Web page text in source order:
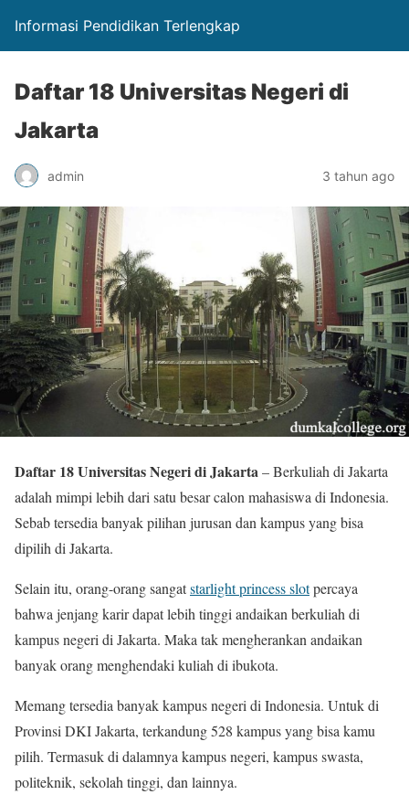
Informasi Pendidikan Terlengkap
Daftar 18 Universitas Negeri di
Jakarta
admin 3 tahun ago
Daftar 18 Universitas Negeri di Jakarta– Berkuliah di Jakarta
adalah mimpi lebih dari satu besar calon mahasiswa di Indonesia.
Sebab tersedia banyak pilihan jurusan dan kampus yang bisa
dipilih di Jakarta.
Selain itu, orang-orang sangatstarlight princess slotpercaya
bahwa jenjang karir dapat lebih tinggi andaikan berkuliah di
kampus negeri di Jakarta. Maka tak mengherankan andaikan
banyak orang menghendaki kuliah di ibukota.
Memang tersedia banyak kampus negeri di Indonesia. Untuk di
Provinsi DKI Jakarta, terkandung 528 kampus yang bisa kamu
pilih. Termasuk di dalamnya kampus negeri, kampus swasta,
politeknik, sekolah tinggi, dan lainnya.